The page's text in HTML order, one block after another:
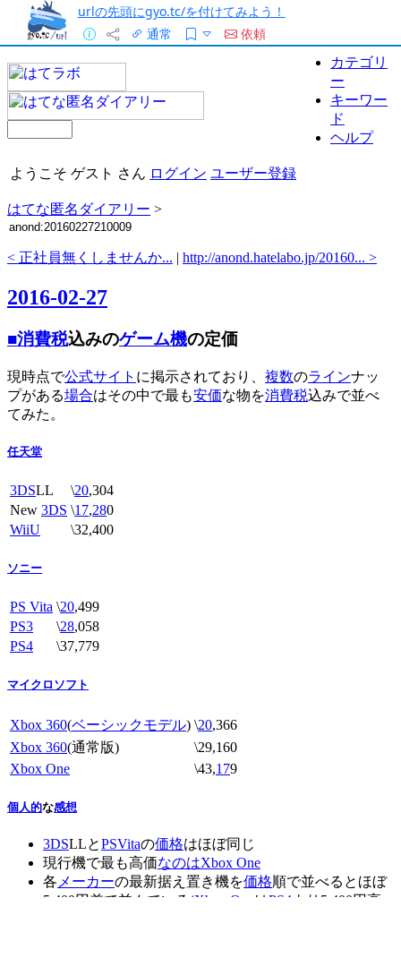
urlの先頭にgyo.tc/を付けてみよう！
通常
依頼